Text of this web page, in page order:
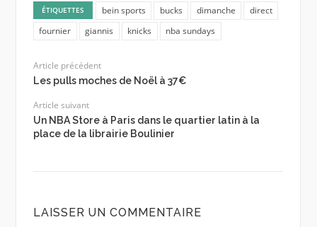
ÉTIQUETTES bein sports bucks dimanche
direct
fournier
giannis knicks nba sundays
Article précédent
Les pulls moches de Noël à 37€
Article suivant
Un NBA Store à Paris dans le quartier latin à la
place de la librairie Boulinier
LAISSER UN COMMENTAIRE